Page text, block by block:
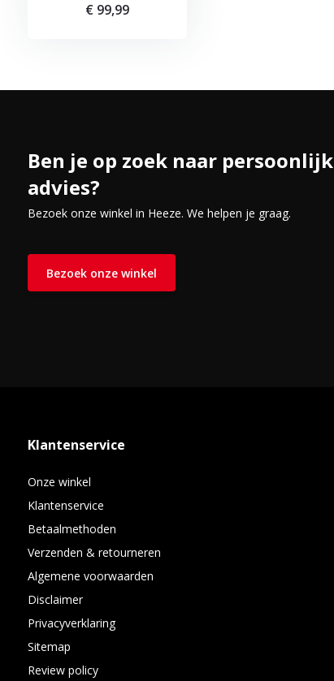
€ 99,99
Ben je op zoek naar persoonlijk
advies?
Bezoek onze winkel in Heeze. We helpen je graag.
Bezoek onze winkel
Klantenservice
Onze winkel
Klantenservice
Betaalmethoden
Verzenden & retourneren
Algemene voorwaarden
Disclaimer
Privacyverklaring
Sitemap
Review policy